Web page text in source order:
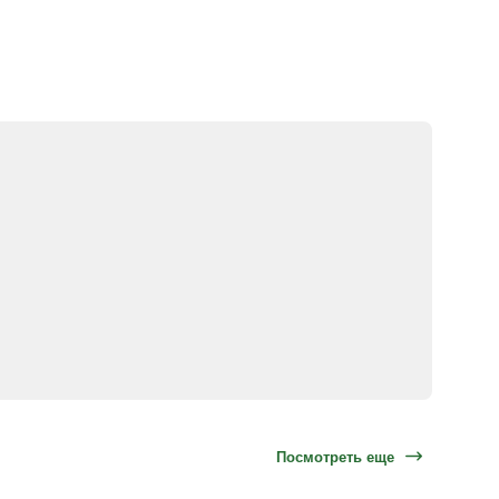
Посмотреть еще